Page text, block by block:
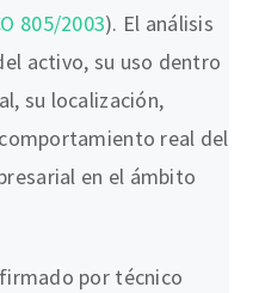
805/2003). El análisis
activo, su uso dentro
su localización,
real del
en el ámbito
por técnico